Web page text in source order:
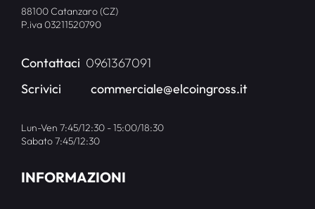
88100 Catanzaro (CZ)
P.iva 03211520790
Contattaci 0961367091
Scrivici
commerciale@elcoingross.it
Lun-Ven 7:45/12:30 - 15:00/18:30
Sabato 7:45/12:30
INFORMAZIONI